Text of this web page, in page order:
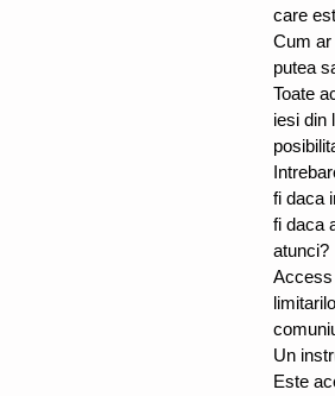
care
Cum ar
putea
Toate
iesi din
fi daca
fi daca
atunci?
Access
Un
Este